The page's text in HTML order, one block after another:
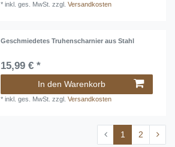
*inkl. ges. MwSt. zzgl.Versandkosten
Geschmiedetes Truhenscharnier aus Stahl
15,99 € *
In den Warenkorb
*inkl. ges. MwSt. zzgl.Versandkosten
1 2